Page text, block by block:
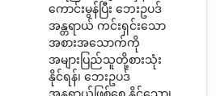
ကောင်းမွန်ပြီး ဘေးဥပဒ်
အန္တရာယ် ကင်းရှင်းသော
အစားအသောက်ကို
အများပြည်သူတို့စားသုံး
နိုင်ရန်၊ ဘေးဥပဒ်